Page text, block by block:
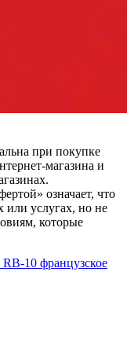
при покупке
магазина и
означает, что
или услугах, но не
которые